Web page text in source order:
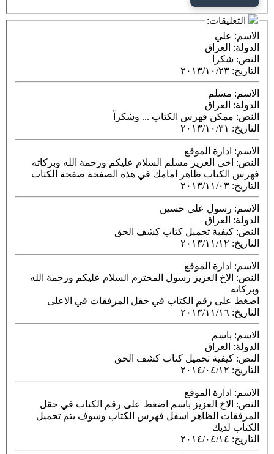
١٠/٢٣
الكتاب ... وشكراً
١٠/٣١
الموقع
مسلم السلام عليكم ورحمة الله وبركاته
ظاهر امامك في هذه الصفحة صفحة الكتاب
١١/٠٣
علي حسين
تحميل كتاب كشف الحق
١١/١٢
الموقع
العزيز رسول المحترم السلام عليكم ورحمة الله
الكتاب في حقل المرفقات في الاعلى
١١/١٦
تحميل كتاب كشف الحق
٠٤/١٢
الموقع
العزيز باسم اضغط على رقم الكتاب في حقل
اسفل فهرس الكتاب وسوف يتم تحميل
٠٤/١٤